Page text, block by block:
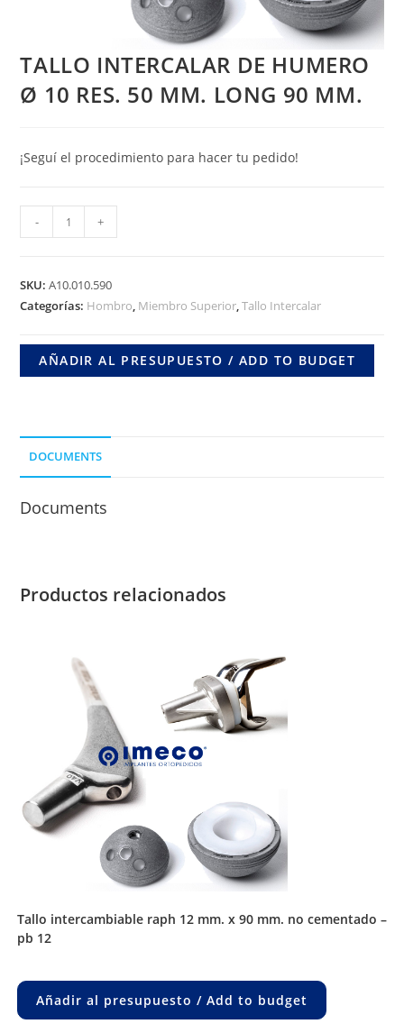
TALLO INTERCALAR DE HUMERO
Ø 10 RES. 50 MM. LONG 90 MM.
¡Seguí el procedimiento para hacer tu pedido!
INTERCALAR
HUMERO
Ø
50
90
MM.
- +
SKU:A10.010.590
Categorías: Hombro, Miembro Superior,Tallo Intercalar
AÑADIR AL PRESUPUESTO / ADD TO BUDGET
DOCUMENTS
Documents
Productos relacionados
tallo intercambiable raph 12 mm. x 90 mm. no cementado –
pb 12
Añadir al presupuesto / Add to budget